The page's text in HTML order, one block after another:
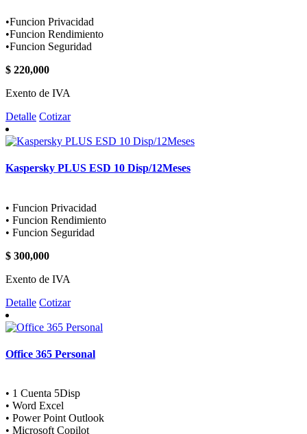
•Funcion Privacidad
•Funcion Rendimiento
•Funcion Seguridad
$ 220,000
Exento de IVA
Detalle Cotizar
Kaspersky PLUS ESD 10 Disp/12Meses
• Funcion Privacidad
• Funcion Rendimiento
• Funcion Seguridad
$ 300,000
Exento de IVA
Detalle Cotizar
Office 365 Personal
• 1 Cuenta 5Disp
• Word Excel
• Power Point Outlook
• Microsoft Copilot